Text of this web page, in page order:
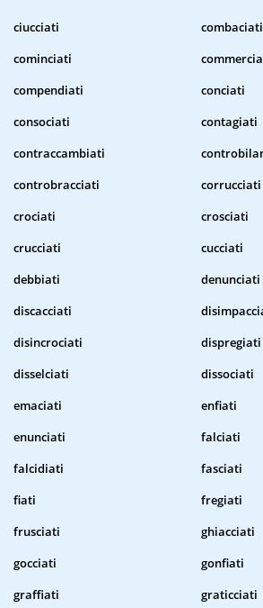
ciucciati
combaciati
cominciati
compendiati
conciati
consociati
contagiati
contraccambiati
controbracciati
corrucciati
crociati
crosciati
crucciati
cucciati
debbiati
denunciati
discacciati
disincrociati
dispregiati
disselciati
dissociati
emaciati
enfiati
enunciati
falciati
falcidiati
fasciati
fiati
fregiati
frusciati
ghiacciati
gocciati
gonfiati
graffiati
graticciati